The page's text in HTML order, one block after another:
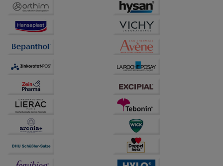
Drittseiten möglichst relevant für Sie zu gestalten.
Bitte beachten Sie, dass Daten hierfür teilweise an
Dritte wie z.B. Google oder soziale Medien
übertragen werden.